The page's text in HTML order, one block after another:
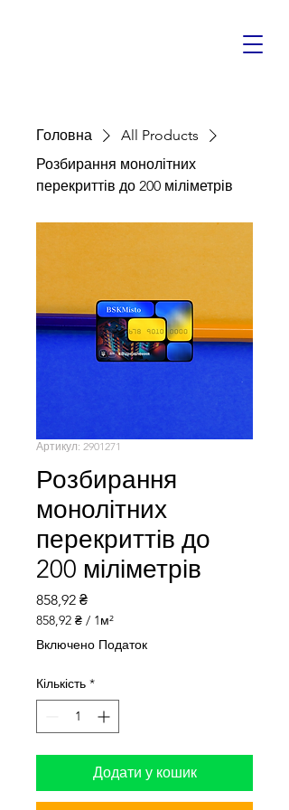
Головна
All Products
Розбирання монолітних
перекриттів до 200 міліметрів
Артикул: 2901271
Розбирання
монолітних
перекриттів до
200 міліметрів
858,92 ₴Ціна
858,92 ₴ / 1м²
858,92 ₴
за
Квадратний
метр
Включено Податок
Кількість *
Додати у кошик